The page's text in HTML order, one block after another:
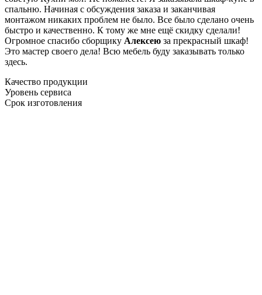
спальню. Начиная с обсуждения заказа и заканчивая
монтажом никаких проблем не было. Все было сделано очень
быстро и качественно. К тому же мне ещё скидку сделали!
Огромное спасибо сборщику Алексею за прекрасный шкаф!
Это мастер своего дела! Всю мебель буду заказывать только
здесь.
Качество продукции
Уровень сервиса
Срок изготовления